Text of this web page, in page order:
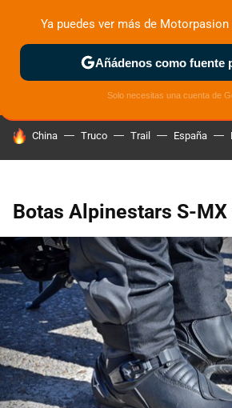
ZONA DE PRUEBAS DEPORTIVAS
HOY SE HABLA DE
China Truco Trail España
Botas Alpinestars S-MX
Ya puedes ver más de
Añádenos como fuente
Solo necesitas una cuenta de